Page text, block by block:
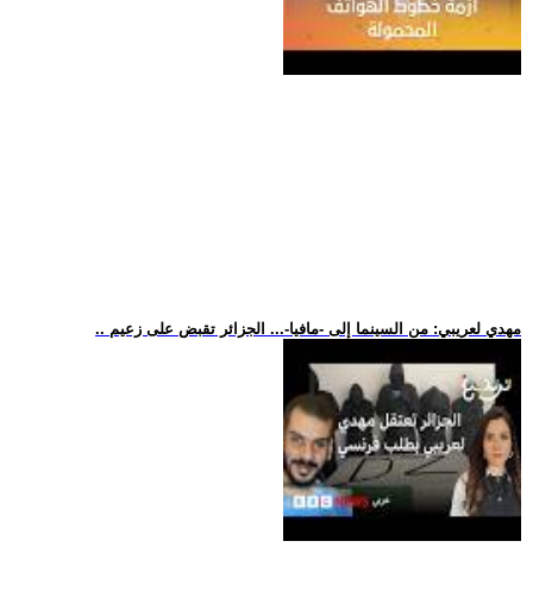
.. مهدي لعريبي: من السينما إلى -مافيا-... الجزائر تقبض على زعيم